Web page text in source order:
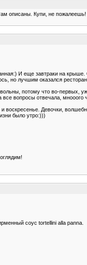
описаны. Купи, не
И еще завтраки на
но лучшим оказался
потому что во-первых,
вопросы отвечала, мнооого
Девочки,
было утро:)))
соус tortellini alla panna.